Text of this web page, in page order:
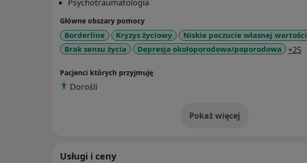
Psychotraumatologia
Główne obszary pomocy
Borderline Kryzys życiowy
Niskie poczucie własnej wartości
Brak sensu życia
Depresja okołoporodowa/poporodowa +25
Pacjenci których przyjmuję
Dorośli
Pokaż więcejo doświadczeniu
Usługi i ceny